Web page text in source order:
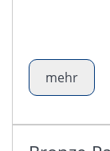
mehr